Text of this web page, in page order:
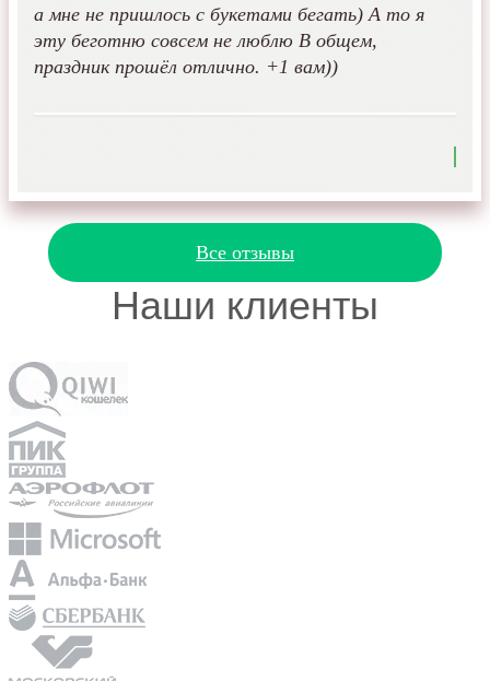
а мне не пришлось с букетами бегать) А то я
эту беготню совсем не люблю В общем,
праздник прошёл отлично. +1 вам))
Все отзывы
Наши клиенты